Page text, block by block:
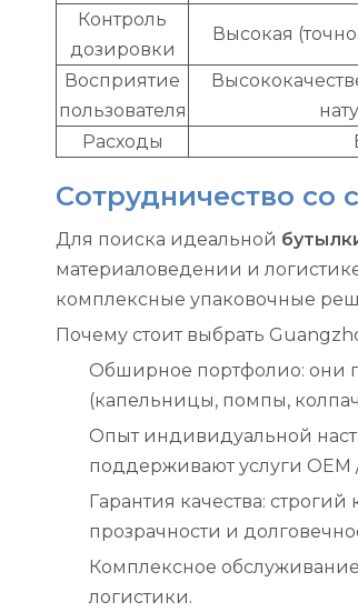
Контроль
дозировки
Высокая
Восприятие
пользователя
Расходы
Сотрудничество со
Для поиска идеальной
материаловедении и
комплексные упаковочные
Почему стоит выбрать
Обширное портфолио: они
(капельницы, помпы,
Опыт индивидуальной
поддерживают услуги
Гарантия качества:
прозрачности и
Комплексное
логистики.